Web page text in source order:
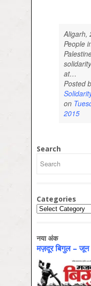
Aligarh,
People
at…
Posted
on
2015
Search
Categories
Categories
नया अंक
मज़दूर बिगुल –